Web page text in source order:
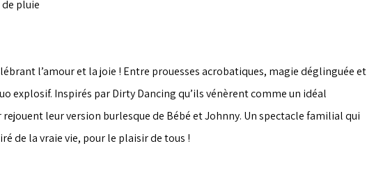
pluie
l’amour et la joie ! Entre prouesses acrobatiques, magie déglinguée et
explosif. Inspirés par Dirty Dancing qu’ils vénèrent comme un idéal
leur version burlesque de Bébé et Johnny. Un spectacle familial qui
de la vraie vie, pour le plaisir de tous !